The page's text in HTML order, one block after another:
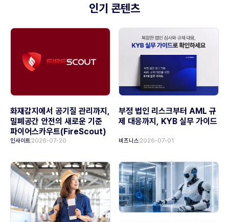
인기 콘텐츠
화재감지에서 공기질 관리까지,
밀폐공간 안전의 새로운 기준
파이어스카우트(FireScout)
인사이트 2026-07-20
부정 법인 리스크부터 AML 규
제 대응까지, KYB 실무 가이드
비즈니스 2026-07-01